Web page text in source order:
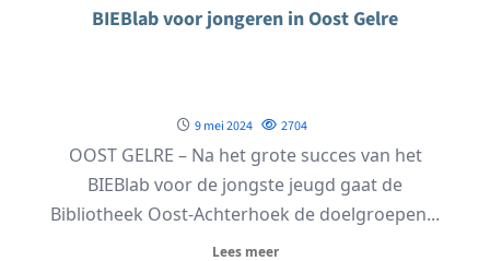
BIEBlab voor jongeren in Oost Gelre
9 mei 2024 2704
OOST GELRE – Na het grote succes van het
BIEBlab voor de jongste jeugd gaat de
Bibliotheek Oost-Achterhoek de doelgroepen...
Lees meer